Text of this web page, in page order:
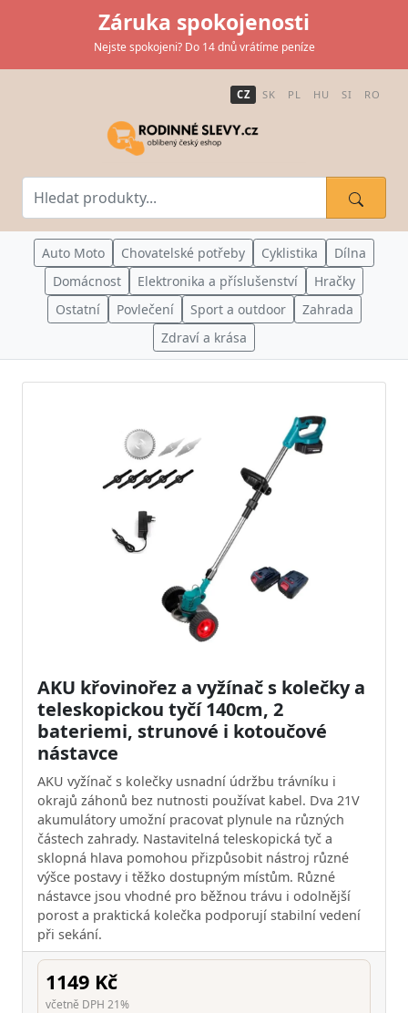
Záruka spokojenosti
Nejste spokojeni? Do 14 dnů vrátíme peníze
CZ SK PL HU SI RO
Auto Moto Chovatelské potřeby Cyklistika
Dílna
Domácnost
Elektronika a příslušenství
Hračky
Ostatní
Povlečení Sport a outdoor
Zahrada
Zdraví a krása
AKU křovinořez a vyžínač s kolečky a
teleskopickou tyčí 140cm, 2
bateriemi, strunové i kotoučové
nástavce
AKU vyžínač s kolečky usnadní údržbu trávníku i
okrajů záhonů bez nutnosti používat kabel. Dva 21V
akumulátory umožní pracovat plynule na různých
částech zahrady. Nastavitelná teleskopická tyč a
sklopná hlava pomohou přizpůsobit nástroj různé
výšce postavy i těžko dostupným místům. Různé
nástavce jsou vhodné pro běžnou trávu i odolnější
porost a praktická kolečka podporují stabilní vedení
při sekání.
1149 Kč
včetně DPH 21%